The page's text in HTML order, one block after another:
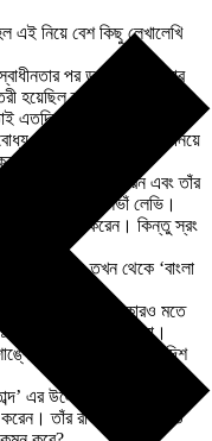
এই নিয়ে বেশ কিছু লেখালেখি
পর ডঃ মেঘনাদ সাহার
তাঁরা বিস্তর
এতদিন গ্রাহ্য ছিল। ইদানীং
যাই হোক ‘বাংলা সন’ নিয়ে
উত্তরাংশ দখল করেন এবং তাঁর
বিখ্যাত সিলভাঁ লেভি।
এমন অনুমান করেন। কিন্তু স্রং
হন এবং তখন থেকে ‘বাংলা
খ্রীষ্টাব্দ বা কারও কারও মতে
সময়ের কথা জানা যায় না।
সময় এই ‘সন’ এর হদিশ
এর উল্লেখ রয়েছে। কেন?
করেন। তাঁর রাজত্বকাল ১৪৯৩